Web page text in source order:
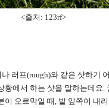
<출처: 123rf>
러프(rough)와 같은 샷하기
황에서 하는 샷을 말하는데요.
오르막일 때, 발 앞쪽이 내